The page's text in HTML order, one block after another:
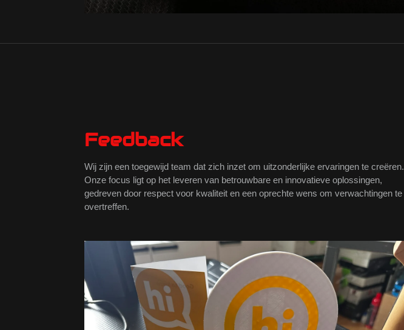
Feedback
Wij zijn een toegewijd team dat zich inzet om uitzonderlijke ervaringen te creëren.
Onze focus ligt op het leveren van betrouwbare en innovatieve oplossingen,
gedreven door respect voor kwaliteit en een oprechte wens om verwachtingen te
overtreffen.